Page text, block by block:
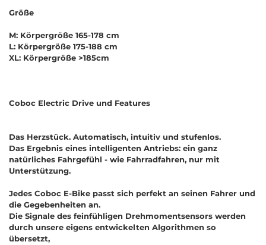
Größe
M: Körpergröße 165-178 cm
L: Körpergröße 175-188 cm
XL: Körpergröße >185cm
Coboc Electric Drive und Features
Das Herzstück. Automatisch, intuitiv und stufenlos.
Das Ergebnis eines intelligenten Antriebs: ein ganz
natürliches Fahrgefühl - wie Fahrradfahren, nur mit
Unterstützung.
Jedes Coboc E-Bike passt sich perfekt an seinen Fahrer und
die Gegebenheiten an.
Die Signale des feinfühligen Drehmomentsensors werden
durch unsere eigens entwickelten Algorithmen so
übersetzt,